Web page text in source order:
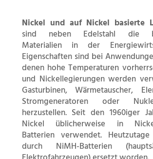
Nickel und auf Nickel basierte
sind neben Edelstahl die
Materialien in der
Eigenschaften sind bei
denen hohe Temperaturen
und Nickellegierungen werden
Gasturbinen, Wärmetauscher,
Stromgeneratoren oder
herzustellen. Seit den 1960iger
Nickel üblicherweise in
Batterien verwendet.
durch NiMH-Batterien